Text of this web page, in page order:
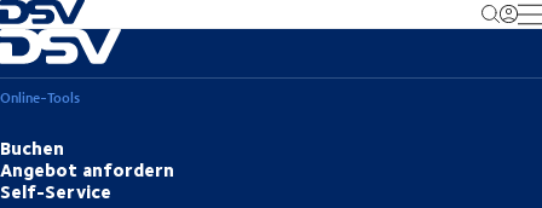
Zurück zur Startseite
Online-Tools
Buchen
Angebot anfordern
Self-Service